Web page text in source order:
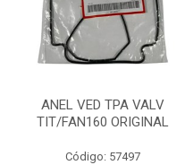
ANEL VED TPA VALV
TIT/FAN160 ORIGINAL
Código: 57497